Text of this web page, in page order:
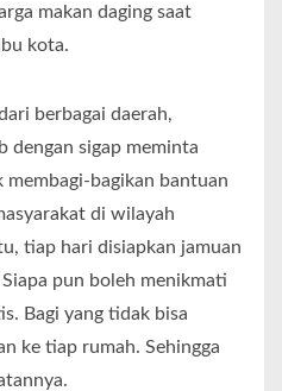
makan daging saat
kota.
berbagai daerah,
dengan sigap meminta
bagikan bantuan
di wilayah
tiap hari disiapkan jamuan
pun boleh menikmati
Bagi yang tidak bisa
ke tiap rumah. Sehingga